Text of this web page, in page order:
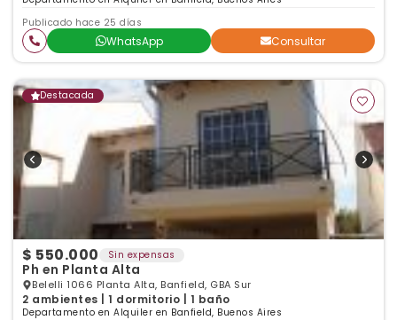
Publicado hace 25 días
WhatsApp Consultar
Destacada
$ 550.000 Sin expensas
Ph en Planta Alta
Belelli 1066 Planta Alta, Banfield, GBA Sur
2 ambientes | 1 dormitorio | 1 baño
Departamento en Alquiler en Banfield, Buenos Aires